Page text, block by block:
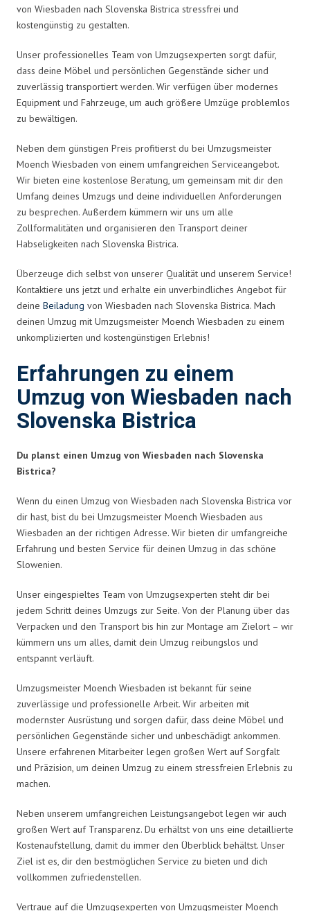
von Wiesbaden nach Slovenska Bistrica stressfrei und
kostengünstig zu gestalten.
Unser professionelles Team von Umzugsexperten sorgt dafür,
dass deine Möbel und persönlichen Gegenstände sicher und
zuverlässig transportiert werden. Wir verfügen über modernes
Equipment und Fahrzeuge, um auch größere Umzüge problemlos
zu bewältigen.
Neben dem günstigen Preis profitierst du bei Umzugsmeister
Moench Wiesbaden von einem umfangreichen Serviceangebot.
Wir bieten eine kostenlose Beratung, um gemeinsam mit dir den
Umfang deines Umzugs und deine individuellen Anforderungen
zu besprechen. Außerdem kümmern wir uns um alle
Zollformalitäten und organisieren den Transport deiner
Habseligkeiten nach Slovenska Bistrica.
Überzeuge dich selbst von unserer Qualität und unserem Service!
Kontaktiere uns jetzt und erhalte ein unverbindliches Angebot für
deine Beiladung von Wiesbaden nach Slovenska Bistrica. Mach
deinen Umzug mit Umzugsmeister Moench Wiesbaden zu einem
unkomplizierten und kostengünstigen Erlebnis!
Erfahrungen zu einem
Umzug von Wiesbaden nach
Slovenska Bistrica
Du planst einen Umzug von Wiesbaden nach Slovenska
Bistrica?
Wenn du einen Umzug von Wiesbaden nach Slovenska Bistrica vor
dir hast, bist du bei Umzugsmeister Moench Wiesbaden aus
Wiesbaden an der richtigen Adresse. Wir bieten dir umfangreiche
Erfahrung und besten Service für deinen Umzug in das schöne
Slowenien.
Unser eingespieltes Team von Umzugsexperten steht dir bei
jedem Schritt deines Umzugs zur Seite. Von der Planung über das
Verpacken und den Transport bis hin zur Montage am Zielort – wir
kümmern uns um alles, damit dein Umzug reibungslos und
entspannt verläuft.
Umzugsmeister Moench Wiesbaden ist bekannt für seine
zuverlässige und professionelle Arbeit. Wir arbeiten mit
modernster Ausrüstung und sorgen dafür, dass deine Möbel und
persönlichen Gegenstände sicher und unbeschädigt ankommen.
Unsere erfahrenen Mitarbeiter legen großen Wert auf Sorgfalt
und Präzision, um deinen Umzug zu einem stressfreien Erlebnis zu
machen.
Neben unserem umfangreichen Leistungsangebot legen wir auch
großen Wert auf Transparenz. Du erhältst von uns eine detaillierte
Kostenaufstellung, damit du immer den Überblick behältst. Unser
Ziel ist es, dir den bestmöglichen Service zu bieten und dich
vollkommen zufriedenstellen.
Vertraue auf die Umzugsexperten von Umzugsmeister Moench